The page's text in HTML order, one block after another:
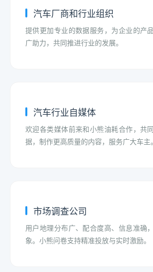
汽车厂商和行业组织
提供更加专业的数据服务，为企业的产
广助力，共同推进行业的发展。
汽车行业自媒体
欢迎各类媒体前来和小熊油耗合作，共
据，制作更高质量的内容，服务广大车主。
市场调查公司
用户地理分布广、配合度高、信息准确
象。小熊问卷支持精准投放与实时激励。